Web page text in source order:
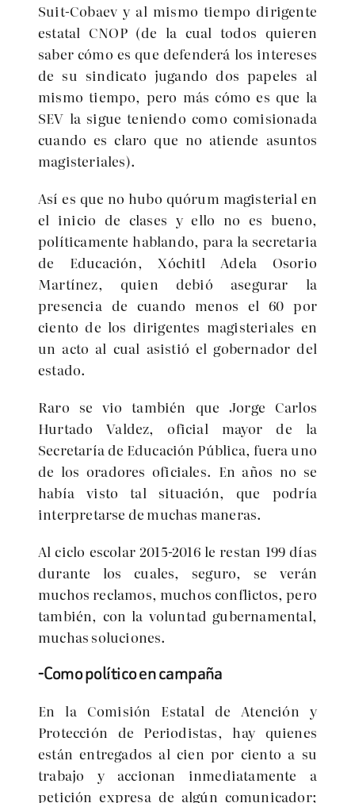
Suit-Cobaev y al mismo tiempo dirigente
estatal CNOP (de la cual todos quieren
saber cómo es que defenderá los intereses
de su sindicato jugando dos papeles al
mismo tiempo, pero más cómo es que la
SEV la sigue teniendo como comisionada
cuando es claro que no atiende asuntos
magisteriales).
Así es que no hubo quórum magisterial en
el inicio de clases y ello no es bueno,
políticamente hablando, para la secretaria
de Educación, Xóchitl Adela Osorio
Martínez, quien debió asegurar la
presencia de cuando menos el 60 por
ciento de los dirigentes magisteriales en
un acto al cual asistió el gobernador del
estado.
Raro se vio también que Jorge Carlos
Hurtado Valdez, oficial mayor de la
Secretaría de Educación Pública, fuera uno
de los oradores oficiales. En años no se
había visto tal situación, que podría
interpretarse de muchas maneras.
Al ciclo escolar 2015-2016 le restan 199 días
durante los cuales, seguro, se verán
muchos reclamos, muchos conflictos, pero
también, con la voluntad gubernamental,
muchas soluciones.
-Como político en campaña
En la Comisión Estatal de Atención y
Protección de Periodistas, hay quienes
están entregados al cien por ciento a su
trabajo y accionan inmediatamente a
petición expresa de algún comunicador;